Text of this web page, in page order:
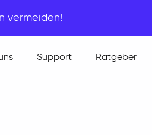
vermeiden!
Support Ratgeber